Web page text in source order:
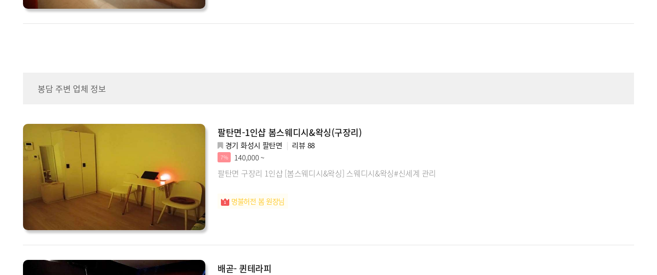
봉담 주변 업체 정보
팔탄면-1인샵 봄스웨디시&왁싱(구장리)
경기 화성시 팔탄면 리뷰 88
7% 140,000 ~
팔탄면 구장리 1인샵 [봄스웨디시&왁싱] 스웨디시&왁싱#신세계 관리
명불허전 봄 원장님
배곧- 퀸테라피